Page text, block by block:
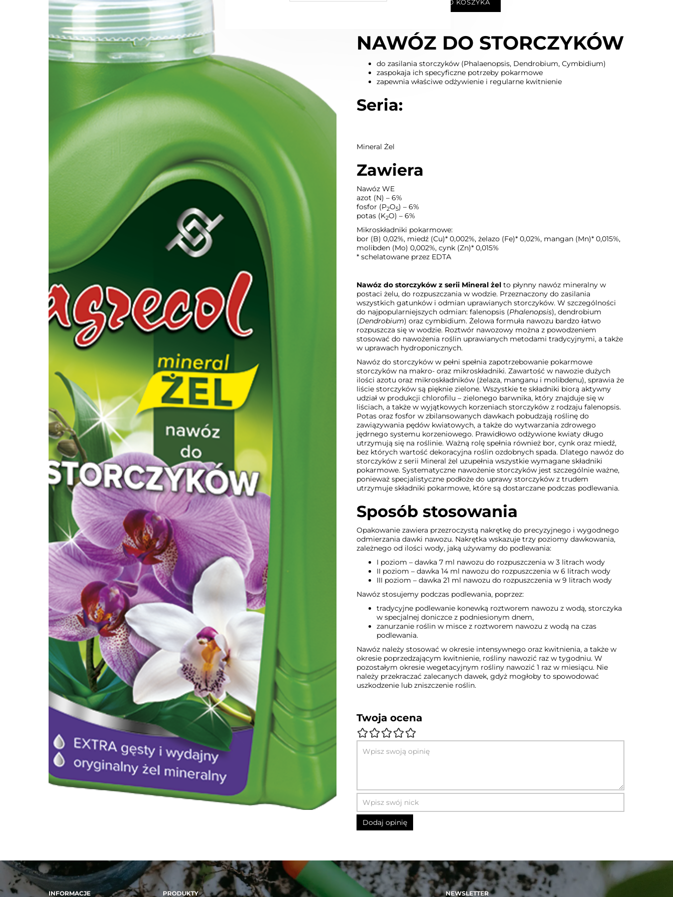
W KOSZYKU :)DODAJ DO KOSZYKA
NAWÓZ DO STORCZYKÓW
do zasilania storczyków (Phalaenopsis, Dendrobium, Cymbidium)
zaspokaja ich specyficzne potrzeby pokarmowe
zapewnia właściwe odżywienie i regularne kwitnienie
Seria:
Mineral Żel
Zawiera
Nawóz WE
azot (N) – 6%
fosfor (P2O5) – 6%
potas (K2O) – 6%
Mikroskładniki pokarmowe:
bor (B) 0,02%, miedź (Cu)* 0,002%, żelazo (Fe)* 0,02%, mangan (Mn)* 0,015%,
molibden (Mo) 0,002%, cynk (Zn)* 0,015%
* schelatowane przez EDTA
Nawóz do storczyków z serii Mineral żel to płynny nawóz mineralny w
postaci żelu, do rozpuszczania w wodzie. Przeznaczony do zasilania
wszystkich gatunków i odmian uprawianych storczyków. W szczególności
do najpopularniejszych odmian: falenopsis (Phalenopsis), dendrobium
(Dendrobium) oraz cymbidium. Żelowa formuła nawozu bardzo łatwo
rozpuszcza się w wodzie. Roztwór nawozowy można z powodzeniem
stosować do nawożenia roślin uprawianych metodami tradycyjnymi, a także
w uprawach hydroponicznych.
Nawóz do storczyków w pełni spełnia zapotrzebowanie pokarmowe
storczyków na makro- oraz mikroskładniki. Zawartość w nawozie dużych
ilości azotu oraz mikroskładników (żelaza, manganu i molibdenu), sprawia że
liście storczyków są pięknie zielone. Wszystkie te składniki biorą aktywny
udział w produkcji chlorofilu – zielonego barwnika, który znajduje się w
liściach, a także w wyjątkowych korzeniach storczyków z rodzaju falenopsis.
Potas oraz fosfor w zbilansowanych dawkach pobudzają roślinę do
zawiązywania pędów kwiatowych, a także do wytwarzania zdrowego
jędrnego systemu korzeniowego. Prawidłowo odżywione kwiaty długo
utrzymują się na roślinie. Ważną rolę spełnia również bor, cynk oraz miedź,
bez których wartość dekoracyjna roślin ozdobnych spada. Dlatego nawóz do
storczyków z serii Mineral żel uzupełnia wszystkie wymagane składniki
pokarmowe. Systematyczne nawożenie storczyków jest szczególnie ważne,
ponieważ specjalistyczne podłoże do uprawy storczyków z trudem
utrzymuje składniki pokarmowe, które są dostarczane podczas podlewania.
Sposób stosowania
Opakowanie zawiera przezroczystą nakrętkę do precyzyjnego i wygodnego
odmierzania dawki nawozu. Nakrętka wskazuje trzy poziomy dawkowania,
zależnego od ilości wody, jaką używamy do podlewania:
I poziom – dawka 7 ml nawozu do rozpuszczenia w 3 litrach wody
II poziom – dawka 14 ml nawozu do rozpuszczenia w 6 litrach wody
III poziom – dawka 21 ml nawozu do rozpuszczenia w 9 litrach wody
Nawóz stosujemy podczas podlewania, poprzez:
tradycyjne podlewanie konewką roztworem nawozu z wodą, storczyka
w specjalnej doniczce z podniesionym dnem,
zanurzanie roślin w misce z roztworem nawozu z wodą na czas
podlewania.
Nawóz należy stosować w okresie intensywnego oraz kwitnienia, a także w
okresie poprzedzającym kwitnienie, rośliny nawozić raz w tygodniu. W
pozostałym okresie wegetacyjnym rośliny nawozić 1 raz w miesiącu. Nie
należy przekraczać zalecanych dawek, gdyż mogłoby to spowodować
uszkodzenie lub zniszczenie roślin.
Twoja ocena
INFORMACJE PRODUKTY NEWSLETTER